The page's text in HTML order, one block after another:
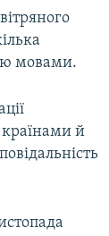
мовами.
й